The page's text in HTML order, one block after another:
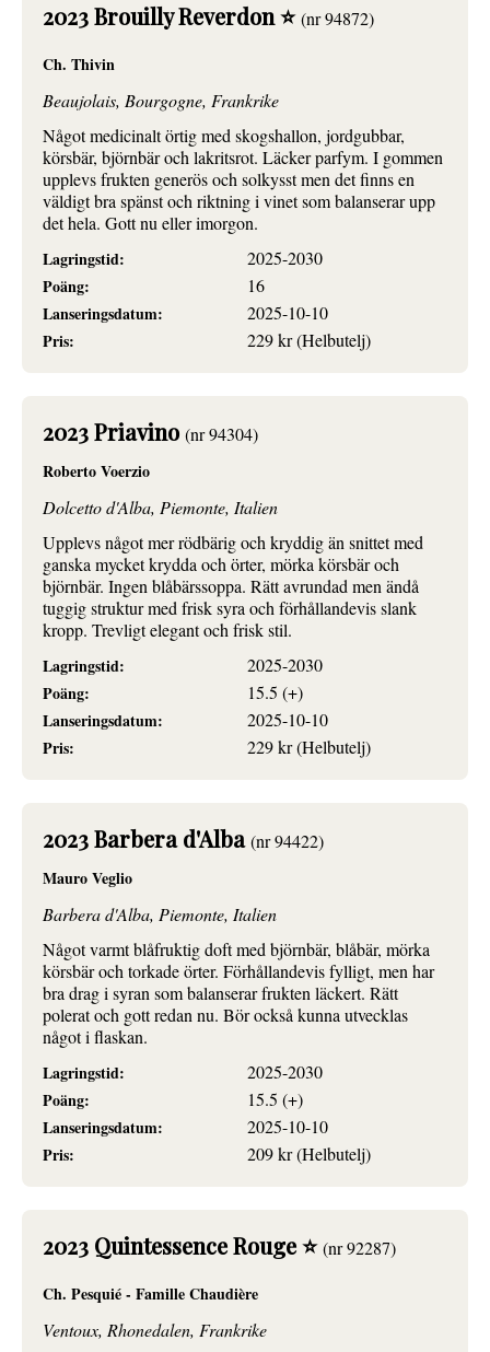
2023 Brouilly Reverdon ⭐(nr 94872)
Ch. Thivin
Beaujolais, Bourgogne, Frankrike
Något medicinalt örtig med skogshallon, jordgubbar,
körsbär, björnbär och lakritsrot. Läcker parfym. I gommen
upplevs frukten generös och solkysst men det finns en
väldigt bra spänst och riktning i vinet som balanserar upp
det hela. Gott nu eller imorgon.
Lagringstid:
2025-2030
Poäng:
16
Lanseringsdatum:
2025-10-10
Pris:
229 kr (Helbutelj)
2023 Priavino (nr 94304)
Roberto Voerzio
Dolcetto d'Alba, Piemonte, Italien
Upplevs något mer rödbärig och kryddig än snittet med
ganska mycket krydda och örter, mörka körsbär och
björnbär. Ingen blåbärssoppa. Rätt avrundad men ändå
tuggig struktur med frisk syra och förhållandevis slank
kropp. Trevligt elegant och frisk stil.
Lagringstid:
2025-2030
Poäng:
15.5 (+)
Lanseringsdatum:
2025-10-10
Pris:
229 kr (Helbutelj)
2023 Barbera d'Alba(nr 94422)
Mauro Veglio
Barbera d'Alba, Piemonte, Italien
Något varmt blåfruktig doft med björnbär, blåbär, mörka
körsbär och torkade örter. Förhållandevis fylligt, men har
bra drag i syran som balanserar frukten läckert. Rätt
polerat och gott redan nu. Bör också kunna utvecklas
något i flaskan.
Lagringstid:
2025-2030
Poäng:
15.5 (+)
Lanseringsdatum:
2025-10-10
Pris:
209 kr (Helbutelj)
2023 Quintessence Rouge ⭐(nr 92287)
Ch. Pesquié - Famille Chaudière
Ventoux, Rhonedalen, Frankrike